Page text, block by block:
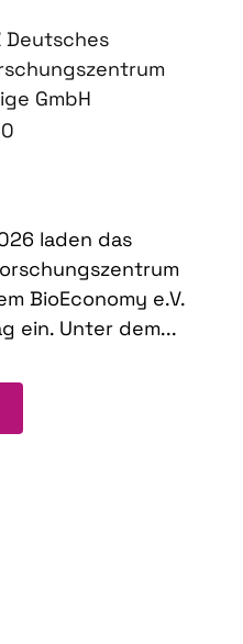
Deutsches
GmbH
laden das
BioEconomy e.V.
ein. Unter dem...